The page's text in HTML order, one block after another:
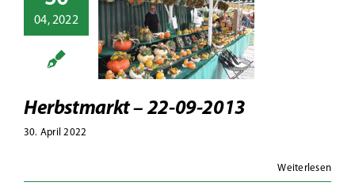
04, 2022
–
2013
Fotoalben
Herbstmarkt – 22-09-2013
30. April 2022
Weiterlesen